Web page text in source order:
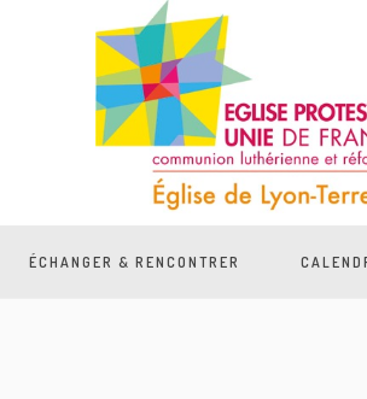
ÉCHANGER & RENCONTRER